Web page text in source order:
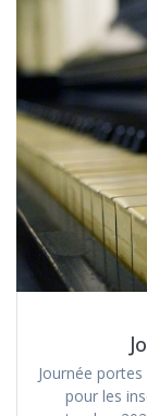
Journée
pour les